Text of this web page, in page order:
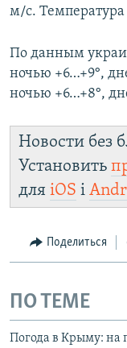
м/с. Температура
По данным
ночью +6…+9°,
ночью +6…+8°,
Новости без
Установить
для iOS і
Поделиться
ПО ТЕМЕ
Погода в Крыму: на